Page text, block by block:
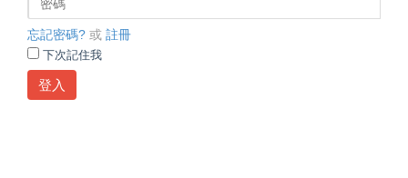
忘記密碼? 或 註冊
下次記住我
登入